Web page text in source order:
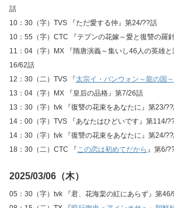
話
10：30（字）TVS 『ただ愛する仲』第24/??話
10：55（字）CTC 『テプンの花嫁～愛と復讐の羅
11：04（字）MX 『隋唐演義～集いし46人の英雄
16/62話
12：30（二）TVS 『太宗イ・バンウォン～龍の国～
13：04（字）MX 『皇后の品格』第7/26話
13：30（字）tvk 『復讐の花束をあなたに』第23/
14：00（字）TVS 『あなたはひどいです』第114/
14：30（字）tvk 『復讐の花束をあなたに』第24/
18：30（二）CTC 『この恋は初めてだから 』第6/
2025/03/06（木）
05：30（字）tvk 『君、花海棠の紅にあらず』第46/